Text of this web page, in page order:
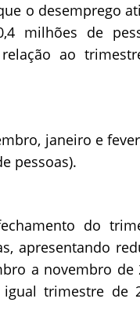
o desemprego
milhões de
ao
janeiro e
pessoas).
do
apresentando
a novembro de
trimestre de